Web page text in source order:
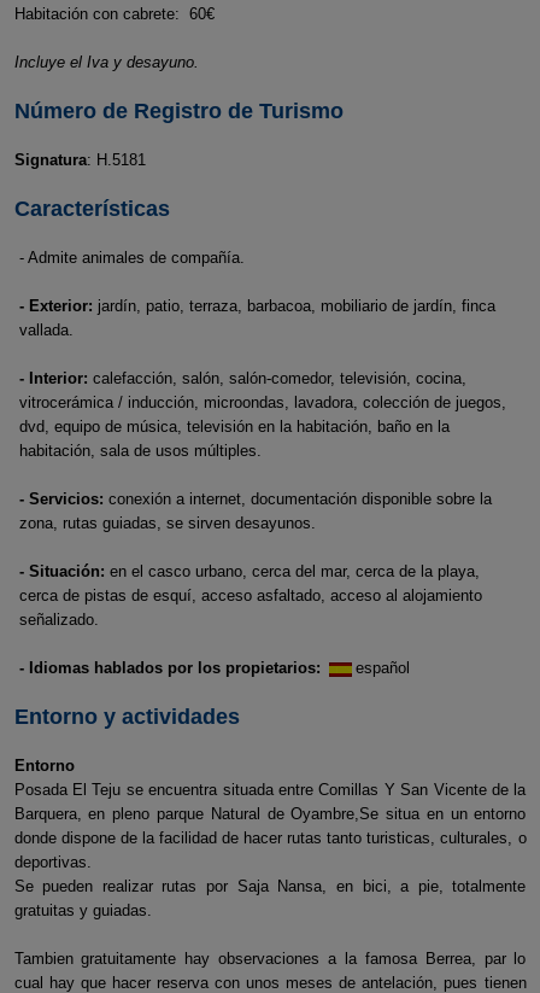
Habitación con cabrete: 60€
Incluye el Iva y desayuno.
Número de Registro de Turismo
Signatura: H.5181
Características
- Admite animales de compañía.
- Exterior: jardín, patio, terraza, barbacoa, mobiliario de jardín, finca
vallada.
- Interior: calefacción, salón, salón-comedor, televisión, cocina,
vitrocerámica / inducción, microondas, lavadora, colección de juegos,
dvd, equipo de música, televisión en la habitación, baño en la
habitación, sala de usos múltiples.
- Servicios: conexión a internet, documentación disponible sobre la
zona, rutas guiadas, se sirven desayunos.
- Situación: en el casco urbano, cerca del mar, cerca de la playa,
cerca de pistas de esquí, acceso asfaltado, acceso al alojamiento
señalizado.
- Idiomas hablados por los propietarios: español
Entorno y actividades
Entorno
Posada El Teju se encuentra situada entre Comillas Y San Vicente de la
Barquera, en pleno parque Natural de Oyambre,Se situa en un entorno
donde dispone de la facilidad de hacer rutas tanto turisticas, culturales, o
deportivas.
Se pueden realizar rutas por Saja Nansa, en bici, a pie, totalmente
gratuitas y guiadas.
Tambien gratuitamente hay observaciones a la famosa Berrea, par lo
cual hay que hacer reserva con unos meses de antelación, pues tienen